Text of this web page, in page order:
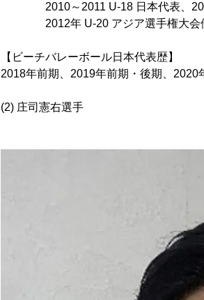
2010～2011 U-18 日本代表、
2012年 U-20 アジア選手権大会
【ビーチバレーボール日本代表歴】
2018年前期、2019年前期・後期、
(2) 庄司憲右選手